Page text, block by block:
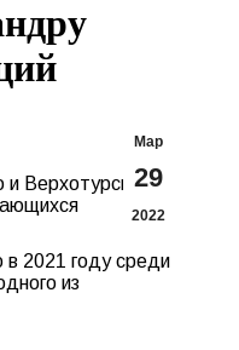
Мар
29
2022
и Верхотурского
в 2021 году среди
из